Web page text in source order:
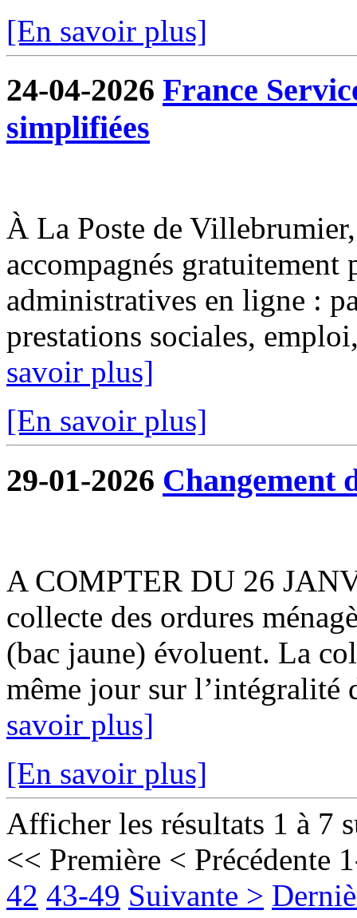
[En savoir plus]
24-04-2026 France
simplifiées
À La Poste de
accompagnés gratuitement
administratives en ligne :
prestations sociales,
savoir plus]
[En savoir plus]
29-01-2026 Changement
A COMPTER DU 26
collecte des ordures
(bac jaune) évoluent. La
même jour sur l’intégralité
savoir plus]
[En savoir plus]
Afficher les résultats 1 à 7
<< Première < Précédente
42 43-49 Suivante >